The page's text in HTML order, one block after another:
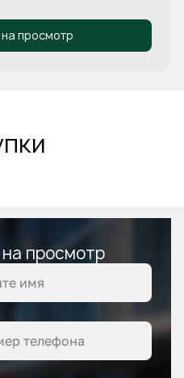
просмотр
просмотр